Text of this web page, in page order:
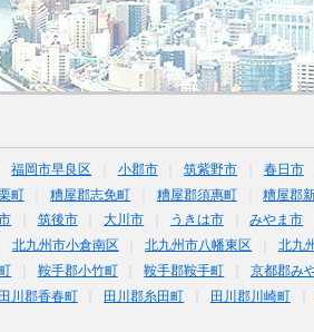
福岡市早良区 小郡市 筑紫野市 春日市
町 糟屋郡志免町 糟屋郡須惠町 糟屋郡
筑後市 大川市 うきは市 みやま市
北九州市小倉南区 北九州市八幡東区 北九
鞍手郡小竹町 鞍手郡鞍手町 京都郡み
田川郡香春町 田川郡糸田町 田川郡川崎町